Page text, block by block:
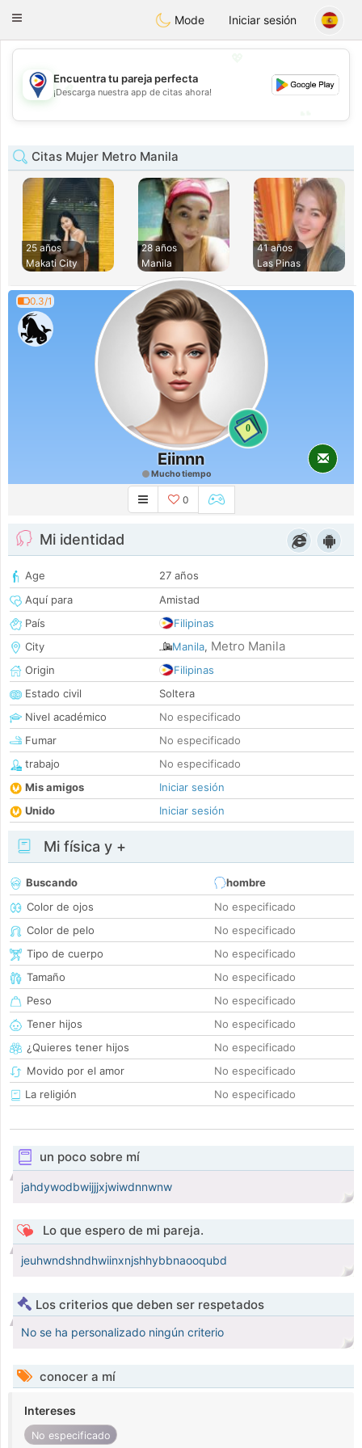
Philippines Chat
Toggle
Mode Iniciar sesión
💖
💕
Encuentra tu pareja perfecta
¡Descarga nuestra app de citas ahora!
Citas Mujer Metro Manila
25 años
Makati City
28 años
Manila
41 años
Las Pinas
0.3/1
0
Eiinnn
Mucho tiempo
0
Mi identidad
Age
27 años
Aquí para
Amistad
País
Filipinas
City
Manila, Metro Manila
Origin
Filipinas
Estado civil
Soltera
Nivel académico
No especificado
Fumar
No especificado
trabajo
No especificado
Mis amigos
Iniciar sesión
Unido
Iniciar sesión
Mi física y +
Buscando
hombre
Color de ojos
No especificado
Color de pelo
No especificado
Tipo de cuerpo
No especificado
Tamaño
No especificado
Peso
No especificado
Tener hijos
No especificado
¿Quieres tener hijos
No especificado
Movido por el amor
No especificado
La religión
No especificado
un poco sobre mí
jahdywodbwijjjxjwiwdnnwnw
Lo que espero de mi pareja.
jeuhwndshndhwiinxnjshhybbnaooqubd
Los criterios que deben ser respetados
No se ha personalizado ningún criterio
conocer a mí
Intereses
No especificado